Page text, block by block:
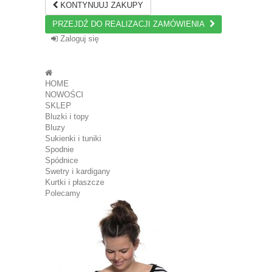
KONTYNUUJ ZAKUPY
PRZEJDŹ DO REALIZACJI ZAMÓWIENIA
Zaloguj się
HOME
NOWOŚCI
SKLEP
Bluzki i topy
Bluzy
Sukienki i tuniki
Spodnie
Spódnice
Swetry i kardigany
Kurtki i płaszcze
Polecamy